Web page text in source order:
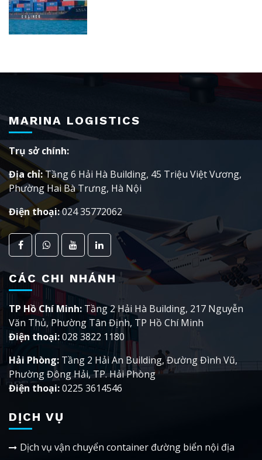
MARINA LOGISTICS
Trụ sở chính:
Địa chỉ:Tầng 6 Hải Hà Building, 45 Triệu Việt Vương,
Phường Hai Bà Trưng, Hà Nội
Điện thoại:024 35772062
CÁC CHI NHÁNH
TP Hồ Chí Minh: Tầng 2 Hải Hà Building, 217 Nguyễn
Văn Thủ, Phường Tân Định, TP Hồ Chí Minh
Điện thoại:028 3822 1180
Hải Phòng: Tầng 2 Hải An Building, Đường Đình Vũ,
Phường Đông Hải, TP. Hải Phòng
Điện thoại:0225 3614546
DỊCH VỤ
Dịch vụ vận chuyển container đường biển nội địa